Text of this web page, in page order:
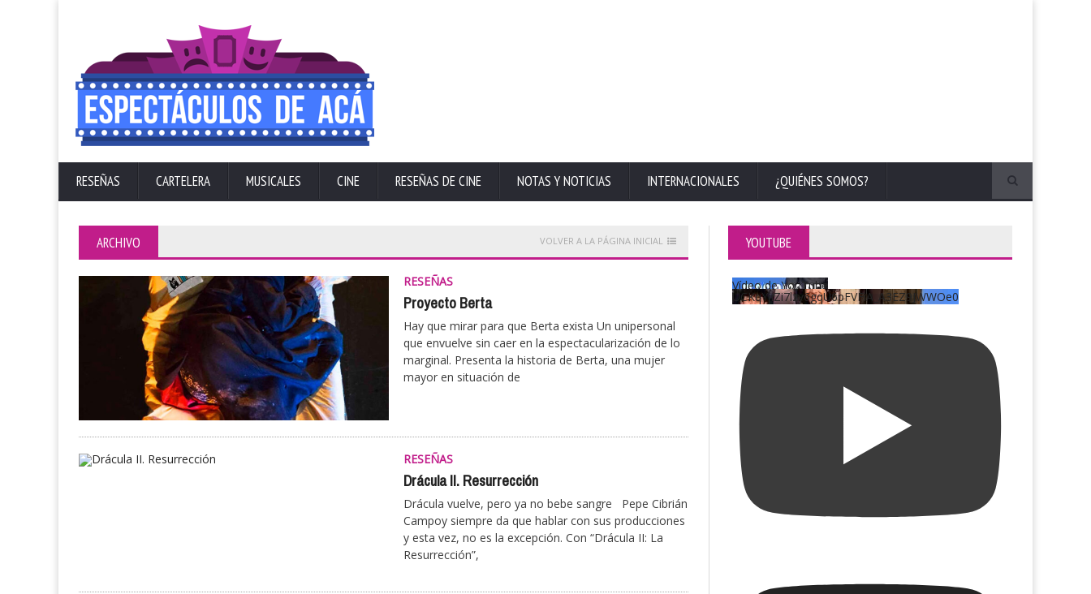
RESEÑAS CARTELERA MUSICALES CINE RESEÑAS DE CINE NOTAS Y NOTICIAS INTERNACIONALES ¿QUIÉNES SOMOS?
ARCHIVO VOLVER A LA PÁGINA INICIAL
RESEÑAS
Proyecto Berta
Hay que mirar para que Berta exista Un unipersonal
que envuelve sin caer en la espectacularización de lo
marginal. Presenta la historia de Berta, una mujer
mayor en situación de
RESEÑAS
Drácula II. Resurrección
Drácula vuelve, pero ya no bebe sangre Pepe Cibrián
Campoy siempre da que hablar con sus producciones
y esta vez, no es la excepción. Con “Drácula II: La
Resurrección”,
YOUTUBE
Vídeo de YouTube
UCKqYjiZi7lzy6gqU6pFVFiA_A3EZ9JWWOe0